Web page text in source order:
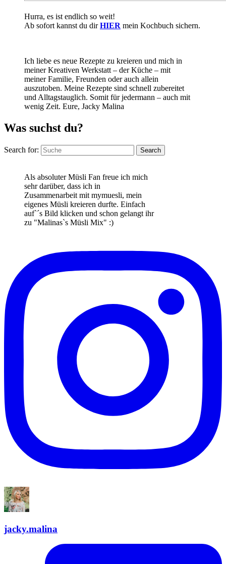
Hurra, es ist endlich so weit!
Ab sofort kannst du dirHIER mein Kochbuch sichern.
Ich liebe es neue Rezepte zu kreieren und mich in
meiner Kreativen Werkstatt – der Küche – mit
meiner Familie, Freunden oder auch allein
auszutoben. Meine Rezepte sind schnell zubereitet
und Alltagstauglich. Somit für jedermann – auch mit
wenig Zeit. Eure, Jacky Malina
Was suchst du?
Search for: Search
Als absoluter Müsli Fan freue ich mich
sehr darüber, dass ich in
Zusammenarbeit mit mymuesli, mein
eigenes Müsli kreieren durfte. Einfach
auf`´s Bild klicken und schon gelangt ihr
zu "Malinas`s Müsli Mix" :)
jacky.malina